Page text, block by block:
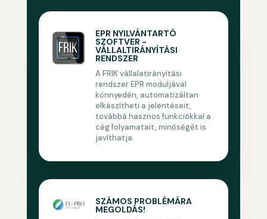
EPR NYILVÁNTARTÓ
SZOFTVER -
VÁLLALTIRÁNYÍTÁSI
RENDSZER
A FRIK vállalatirányítási
rendszer EPR moduljával
könnyedén, automatizáltan
elkészítheti a jelentéseit,
továbbá hasznos funkciókkal a
cég folyamatait, minőségét is
javíthatja.
SZÁMOS PROBLÉMÁRA
MEGOLDÁS!